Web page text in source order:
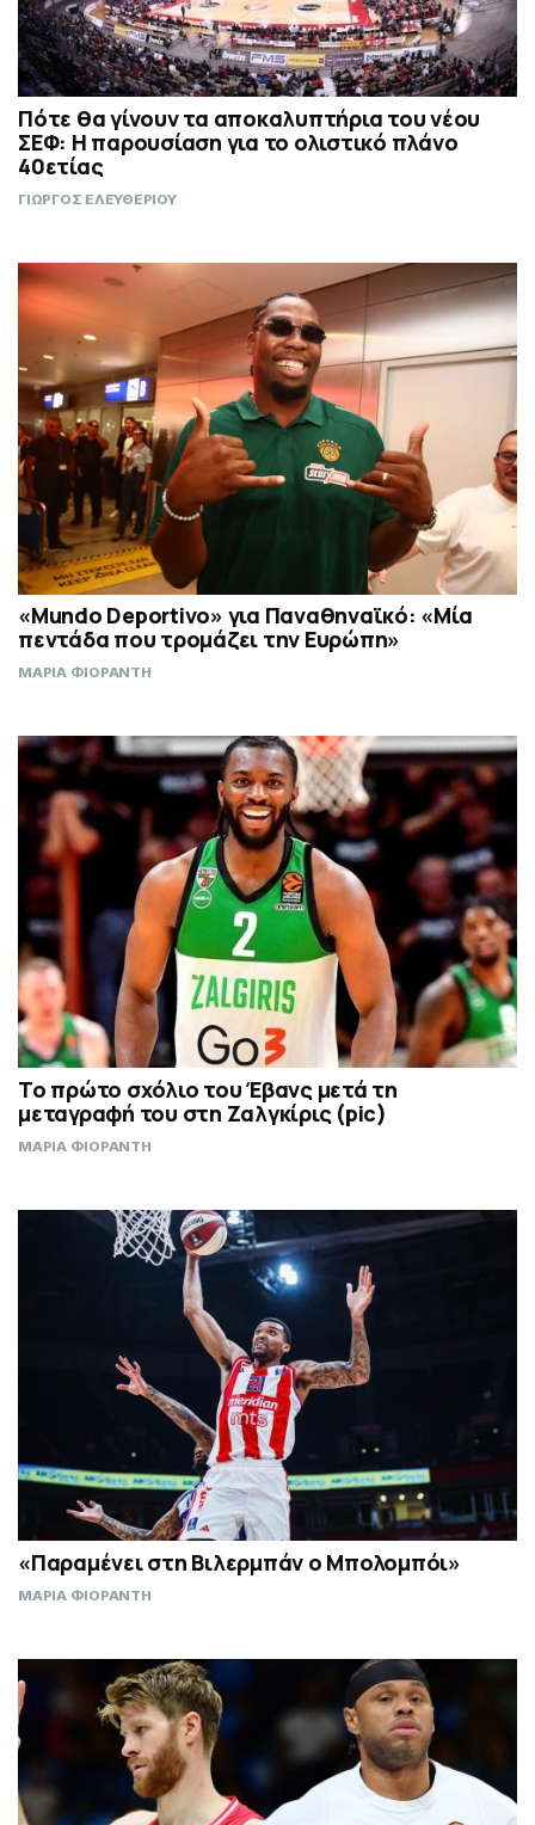
Πότε θα γίνουν τα αποκαλυπτήρια του νέου
ΣΕΦ: Η παρουσίαση για το ολιστικό πλάνο
40ετίας
ΓΙΩΡΓΟΣ ΕΛΕΥΘΕΡΙΟΥ
«Mundo Deportivo» για Παναθηναϊκό: «Μία
πεντάδα που τρομάζει την Ευρώπη»
ΜΑΡΙΑ ΦΙΟΡΑΝΤΗ
Το πρώτο σχόλιο του Έβανς μετά τη
μεταγραφή του στη Ζαλγκίρις (pic)
ΜΑΡΙΑ ΦΙΟΡΑΝΤΗ
«Παραμένει στη Βιλερμπάν ο Μπολομπόι»
ΜΑΡΙΑ ΦΙΟΡΑΝΤΗ